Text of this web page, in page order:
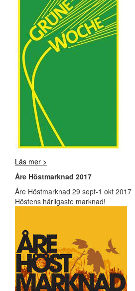
Läs mer >
Åre Höstmarknad 2017
Åre Höstmarknad 29 sept-1 okt 2017
Höstens härligaste marknad!